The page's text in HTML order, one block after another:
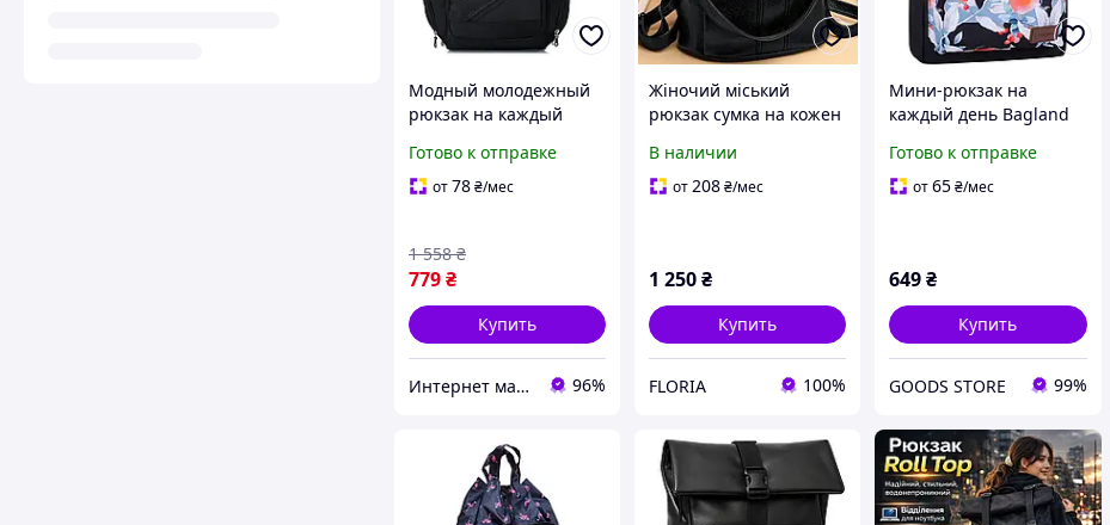
Модный молодежный
рюкзак на каждый
водонепроницаемый
для занятий спортом
Готово к отправке
от78₴/мес
779₴
1 558 ₴
Купить
Интернет магазин «Tehnos» 🛒 Лучшие цены! 💯 Быстрая отправка! 🚀 96%
Жіночий міський
рюкзак сумка на кожен
повсякденний
рюкзачок для дівчат
В наличии
от208₴/мес
1 250₴
Купить
FLORIA 100%
Мини-рюкзак на
каждый день Bagland
(0050866)
Готово к отправке
от65₴/мес
649₴
Купить
GOODS STORE 99%